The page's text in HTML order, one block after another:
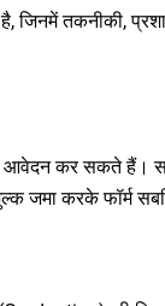
है, जिनमें तकनीकी,
आवेदन कर सकते हैं।
करके फॉर्म